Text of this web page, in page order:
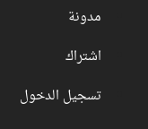
مدونة
اشتراك
تسجيل الدخول